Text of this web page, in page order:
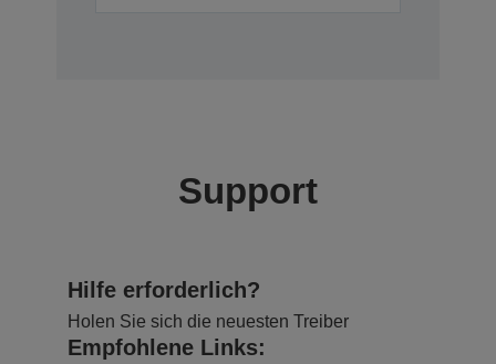
Support
Hilfe erforderlich?
Holen Sie sich die neuesten Treiber
Empfohlene Links: